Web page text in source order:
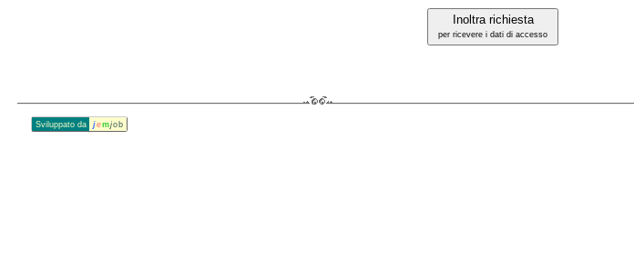
Inoltra richiesta
per ricevere i dati di accesso
Sviluppato da jemjob